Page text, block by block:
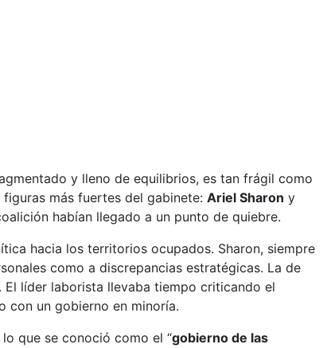
y lleno de equilibrios, es tan frágil como
más fuertes del gabinete: Ariel Sharon y
habían llegado a un punto de quiebre.
hacia los territorios ocupados. Sharon, siempre
como a discrepancias estratégicas. La de
líder laborista llevaba tiempo criticando el
con un gobierno en minoría.
que se conoció como el “gobierno de las